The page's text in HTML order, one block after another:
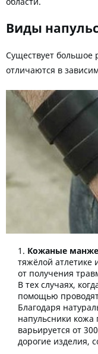
Виды
Существует большое
отличаются в
Кожаные
тяжёлой
от получения
В тех случаях,
помощью
Благодаря
напульсники
варьируется от
дорогие изделия,